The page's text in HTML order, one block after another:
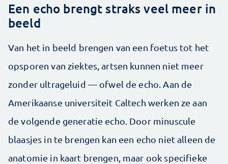
Een echo brengt straks veel meer in
beeld
Van het in beeld brengen van een foetus tot het
opsporen van ziektes, artsen kunnen niet meer
zonder ultrageluid — ofwel de echo. Aan de
Amerikaanse universiteit Caltech werken ze aan
de volgende generatie echo. Door minuscule
blaasjes in te brengen kan een echo niet alleen de
anatomie in kaart brengen, maar ook specifieke